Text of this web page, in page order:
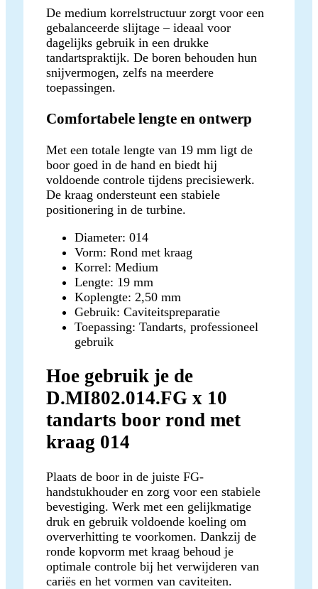
De medium korrelstructuur zorgt voor een
gebalanceerde slijtage – ideaal voor
dagelijks gebruik in een drukke
tandartspraktijk. De boren behouden hun
snijvermogen, zelfs na meerdere
toepassingen.
Comfortabele lengte en ontwerp
Met een totale lengte van 19 mm ligt de
boor goed in de hand en biedt hij
voldoende controle tijdens precisiewerk.
De kraag ondersteunt een stabiele
positionering in de turbine.
Diameter: 014
Vorm: Rond met kraag
Korrel: Medium
Lengte: 19 mm
Koplengte: 2,50 mm
Gebruik: Caviteitspreparatie
Toepassing: Tandarts, professioneel
gebruik
Hoe gebruik je de
D.MI802.014.FG x 10
tandarts boor rond met
kraag 014
Plaats de boor in de juiste FG-
handstukhouder en zorg voor een stabiele
bevestiging. Werk met een gelijkmatige
druk en gebruik voldoende koeling om
oververhitting te voorkomen. Dankzij de
ronde kopvorm met kraag behoud je
optimale controle bij het verwijderen van
cariës en het vormen van caviteiten.